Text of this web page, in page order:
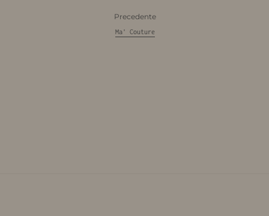
Precedente
Ma' Couture